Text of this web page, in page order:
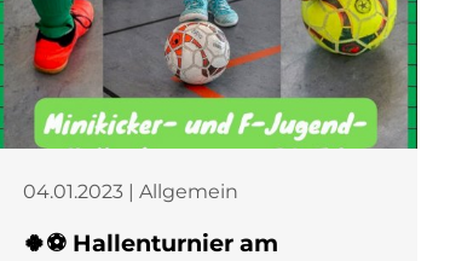
04.01.2023 | Allgemein
🍀⚽️ Hallenturnier am